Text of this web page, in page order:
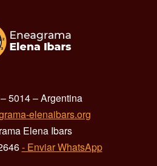
5014 – Argentina
elenaibars.org
Elena Ibars
- Enviar WhatsApp